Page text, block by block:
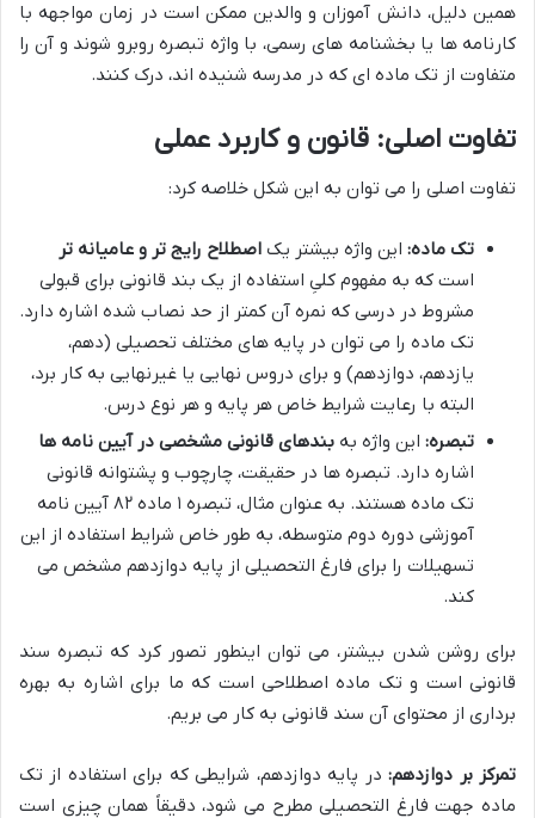
همین دلیل، دانش آموزان و والدین ممکن است در زمان مواجهه با
کارنامه ها یا بخشنامه های رسمی، با واژه تبصره روبرو شوند و آن را
متفاوت از تک ماده ای که در مدرسه شنیده اند، درک کنند.
تفاوت اصلی: قانون و کاربرد عملی
تفاوت اصلی را می توان به این شکل خلاصه کرد:
تک ماده: این واژه بیشتر یک اصطلاح رایج تر و عامیانه تر
است که به مفهوم کلیِ استفاده از یک بند قانونی برای قبولی
مشروط در درسی که نمره آن کمتر از حد نصاب شده اشاره دارد.
تک ماده را می توان در پایه های مختلف تحصیلی (دهم،
یازدهم، دوازدهم) و برای دروس نهایی یا غیرنهایی به کار برد،
البته با رعایت شرایط خاص هر پایه و هر نوع درس.
تبصره: این واژه به بندهای قانونی مشخصی در آیین نامه ها
اشاره دارد. تبصره ها در حقیقت، چارچوب و پشتوانه قانونی
تک ماده هستند. به عنوان مثال، تبصره ۱ ماده ۸۲ آیین نامه
آموزشی دوره دوم متوسطه، به طور خاص شرایط استفاده از این
تسهیلات را برای فارغ التحصیلی از پایه دوازدهم مشخص می
کند.
برای روشن شدن بیشتر، می توان اینطور تصور کرد که تبصره سند
قانونی است و تک ماده اصطلاحی است که ما برای اشاره به بهره
برداری از محتوای آن سند قانونی به کار می بریم.
تمرکز بر دوازدهم:در پایه دوازدهم، شرایطی که برای استفاده از تک
ماده جهت فارغ التحصیلی مطرح می شود، دقیقاً همان چیزی است